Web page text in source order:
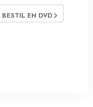
BESTIL EN DVD